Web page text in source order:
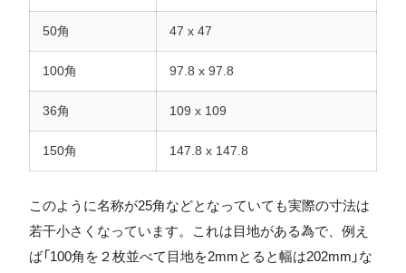
50角 47 x 47
100角 97.8 x 97.8
36角 109 x 109
150角 147.8 x 147.8
このように名称が25角などとなっていても実際の寸法は
若干小さくなっています。これは目地がある為で、例え
ば「100角を２枚並べて目地を2mmとると幅は202mm」な